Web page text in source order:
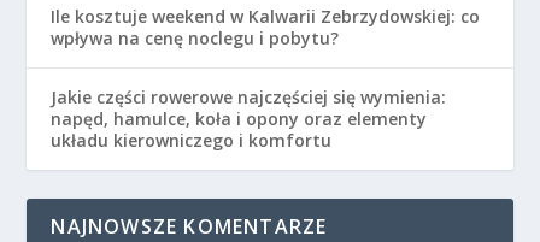
Ile kosztuje weekend w Kalwarii Zebrzydowskiej: co
wpływa na cenę noclegu i pobytu?
Jakie części rowerowe najczęściej się wymienia:
napęd, hamulce, koła i opony oraz elementy
układu kierowniczego i komfortu
NAJNOWSZE KOMENTARZE